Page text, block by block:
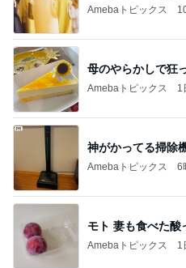
Amebaトピックス
母のやらかしで狂
Amebaトピックス 1
神がかってる掃除
Amebaトピックス 6
モト 妻も食べた酸
Amebaトピックス 1